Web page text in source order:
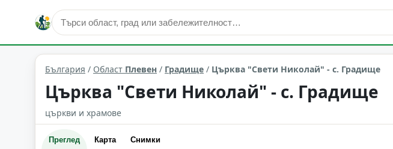
култура и изкуство Градище Област: Плевен
България / Област Плевен / Градище / Църква "Свети Николай" - с. Градище
Църква "Свети Николай" - с. Градище
църкви и храмове
Преглед Карта Снимки